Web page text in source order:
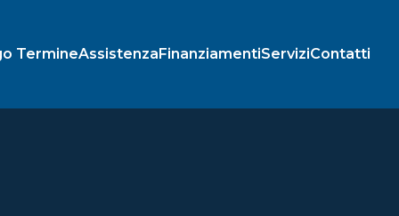
TermineAssistenzaFinanziamentiServiziContatti